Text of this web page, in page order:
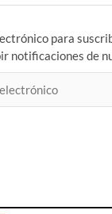
para
notificaciones de